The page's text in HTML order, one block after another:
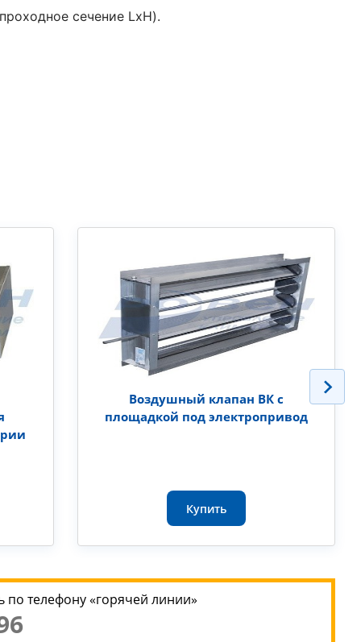
сечение LxH).
Воздушный клапан ВК с
площадкой под электропривод
Купить
телефону «горячей линии»